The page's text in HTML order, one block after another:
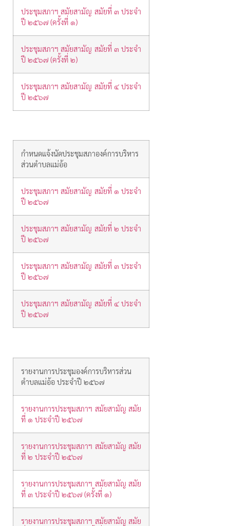
ประชุมสภาฯ สมัยสามัญ สมัยที่ ๓ ประจำ
ปี ๒๕๖๗ (ครั้งที่ ๑)
ประชุมสภาฯ สมัยสามัญ สมัยที่ ๓ ประจำ
ปี ๒๕๖๗ (ครั้งที่ ๒)
ประชุมสภาฯ สมัยสามัญ สมัยที่ ๔ ประจำ
ปี ๒๕๖๗
กำหนดแจ้งนัดประชุมสภาองค์การบริหาร
ส่วนตำบลแม่อ้อ
ประชุมสภาฯ สมัยสามัญ สมัยที่ ๑ ประจำ
ปี ๒๕๖๗
ประชุมสภาฯ สมัยสามัญ สมัยที่ ๒ ประจำ
ปี ๒๕๖๗
ประชุมสภาฯ สมัยสามัญ สมัยที่ ๓ ประจำ
ปี ๒๕๖๗
ประชุมสภาฯ สมัยสามัญ สมัยที่ ๔ ประจำ
ปี ๒๕๖๗
รายงานการประชุมองค์การบริหารส่วน
ตำบลแม่อ้อ ประจำปี ๒๕๖๗
รายงานการประชุมสภาฯ สมัยสามัญ สมัย
ที่ ๑ ประจำปี ๒๕๖๗
รายงานการประชุมสภาฯ สมัยสามัญ สมัย
ที่ ๒ ประจำปี ๒๕๖๗
รายงานการประชุมสภาฯ สมัยสามัญ สมัย
ที่ ๓ ประจำปี ๒๕๖๗ (ครั้งที่ ๑)
รายงานการประชุมสภาฯ สมัยสามัญ สมัย